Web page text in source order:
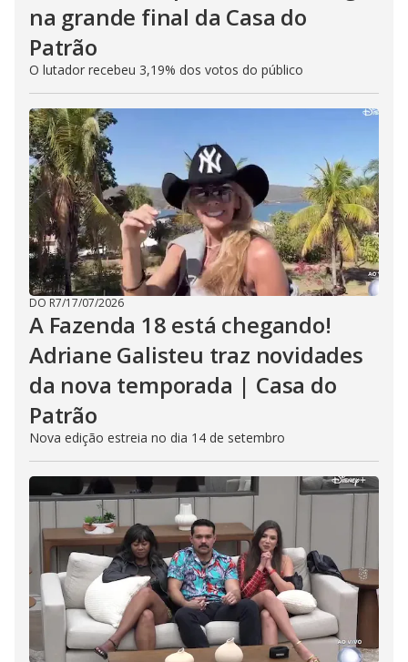
na grande final da Casa do
Patrão
O lutador recebeu 3,19% dos votos do público
DO R7/17/07/2026
A Fazenda 18 está chegando!
Adriane Galisteu traz novidades
da nova temporada | Casa do
Patrão
Nova edição estreia no dia 14 de setembro